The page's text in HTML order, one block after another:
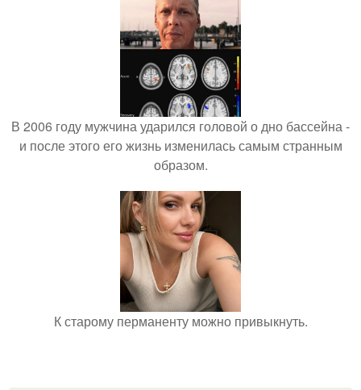
В 2006 году мужчина ударился головой о дно бассейна -
и после этого его жизнь изменилась самым странным
образом.
К старому перманенту можно привыкнуть.